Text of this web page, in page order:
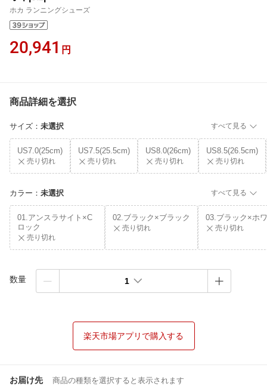
ホカ ランニングシューズ
20,941 円
商品詳細を選択
サイズ ： 未選択 すべて見る
US7.0(25cm)
売り切れ
US7.5(25.5cm)
売り切れ
US8.0(26cm)
売り切れ
US8.5(26.5cm)
売り切れ
カラー ： 未選択 すべて見る
01.アンスラサイト×C
ロック
売り切れ
02.ブラック×ブラック
売り切れ
03.ブラック×ホ
売り切れ
数量 1
楽天市場アプリで購入する
お届け先 商品の種類を選択すると表示されます